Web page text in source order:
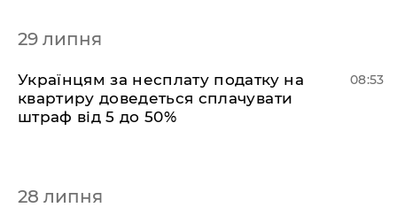
29 липня
Українцям за несплату податку на
квартиру доведеться сплачувати
штраф від 5 до 50%
08:53
28 липня